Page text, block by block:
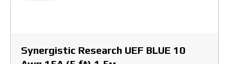
Synergistic Research UEF BLUE 10